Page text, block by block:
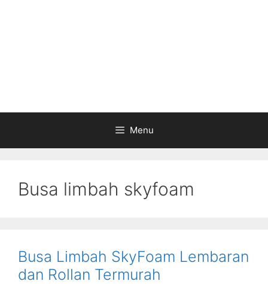
Menu
Busa limbah skyfoam
Busa Limbah SkyFoam Lembaran
dan Rollan Termurah